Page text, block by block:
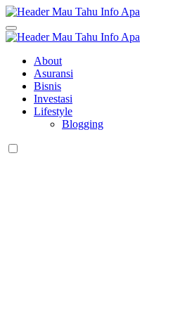
Skip
to
content
Mau Tahu Info Apa
Pendapatan atau Pengeluaran
Pendapatan atau Pengeluaran
About
Asuransi
Bisnis
Investasi
Lifestyle
Blogging